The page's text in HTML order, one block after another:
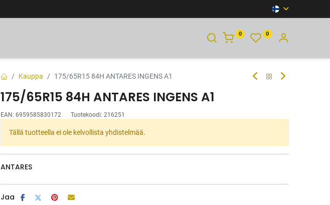
0 0
Kauppa 175/65R15 84H ANTARES INGENS A1
175/65R15 84H ANTARES INGENS A1
EAN: 6959585830172 Tuotekoodi: 216251
Tällä tuotteella ei ole kelvollista yhdistelmää.
ANTARES
Jaa